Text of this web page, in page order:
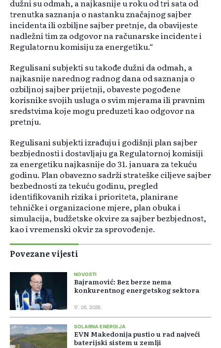
dužni su odmah, a najkasnije u roku od tri sata od
trenutka saznanja o nastanku značajnog sajber
incidenta ili ozbiljne sajber pretnje, da obavijeste
nadležni tim za odgovor na računarske incidente i
Regulatornu komisiju za energetiku.“
Regulisani subjekti su takođe dužni da odmah, a
najkasnije narednog radnog dana od saznanja o
ozbiljnoj sajber prijetnji, obaveste pogođene
korisnike svojih usluga o svim mjerama ili pravnim
sredstvima koje mogu preduzeti kao odgovor na
pretnju.
Regulisani subjekti izrađuju i godišnji plan sajber
bezbjednosti i dostavljaju ga Regulatornoj komisiji
za energetiku najkasnije do 31. januara za tekuću
godinu. Plan obavezno sadrži strateške ciljeve sajber
bezbednosti za tekuću godinu, pregled
identifikovanih rizika i prioriteta, planirane
tehničke i organizacione mjere, plan obuka i
simulacija, budžetske okvire za sajber bezbjednost,
kao i vremenski okvir za sprovođenje.
Povezane vijesti
NOVOSTI
Bajramović: Bez berze nema
konkurentnog energetskog sektora
17. 05. 2026.
SOLARNA ENERGIJA
EVN Makedonija pustio u rad najveći
baterijski sistem u zemlji